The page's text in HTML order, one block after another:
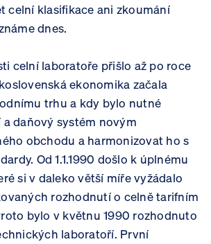
celní klasifikace ani zkoumání
dnes.
celní laboratoře přišlo až po roce
ekonomika začala
trhu a kdy bylo nutné
daňový systém novým
obchodu a harmonizovat ho s
Od 1.1.1990 došlo k úplnému
si v daleko větší míře vyžádalo
rozhodnutí o celně tarifním
bylo v květnu 1990 rozhodnuto
laboratoří. První